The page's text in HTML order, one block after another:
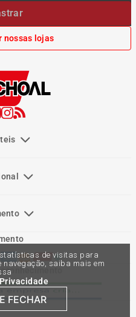
de visitas para
navegação, saiba mais em
FECHAR
nossas lojas